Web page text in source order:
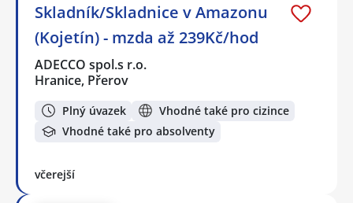
Skladník/Skladnice v Amazonu
(Kojetín) - mzda až 239Kč/hod
ADECCO spol.s r.o.
Hranice, Přerov
Plný úvazek
Vhodné také pro cizince
Vhodné také pro absolventy
včerejší